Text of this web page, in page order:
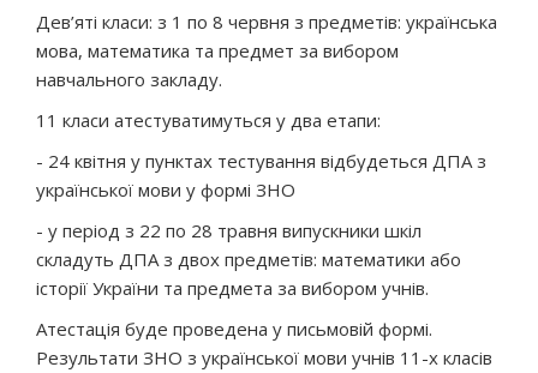
Дев’яті класи: з 1 по 8 червня з предметів: українська
мова, математика та предмет за вибором
навчального закладу.
11 класи атестуватимуться у два етапи:
- 24 квітня у пунктах тестування відбудеться ДПА з
української мови у формі ЗНО
- у період з 22 по 28 травня випускники шкіл
складуть ДПА з двох предметів: математики або
історії України та предмета за вибором учнів.
Атестація буде проведена у письмовій формі.
Результати ЗНО з української мови учнів 11-х класів